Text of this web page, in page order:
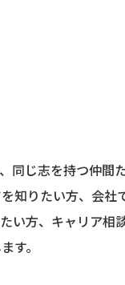
同じ志を持つ仲間
知りたい方、会社
い方、キャリア相
す。